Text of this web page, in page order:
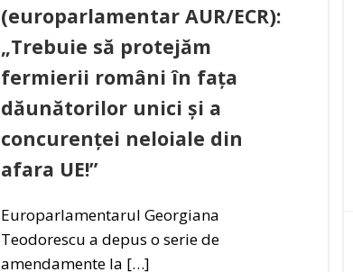
(europarlamentar AUR/ECR):
„Trebuie să protejăm
fermierii români în fața
dăunătorilor unici și a
concurenței neloiale din
afara UE!”
Europarlamentarul Georgiana
Teodorescu a depus o serie de
amendamente la […]